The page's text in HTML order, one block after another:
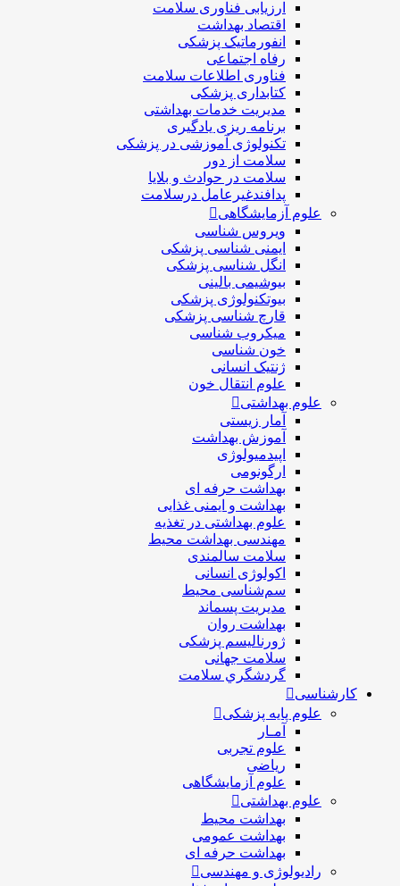
ارزیابی فناوری سلامت
اقتصاد بهداشت
انفورماتیک پزشکی
رفاه اجتماعی
فناوری اطلاعات سلامت
کتابداری پزشکی
مديريت خدمات بهداشتی
برنامه ریزی یادگیری
تکنولوژی آموزشی در پزشکی
سلامت از دور
سلامت در حوادث و بلایا
پدافندغیرعامل درسلامت
علوم آزمایشگاهی
ویروس شناسی
ایمنی شناسی پزشكی
انگل شناسی پزشکی
بیوشیمی بالینی
بیوتکنولوژی پزشکی
قارچ شناسی پزشکی
ميكروب شناسی
خون شناسی
ژنتیک انسانی
علوم انتقال خون
علوم بهداشتی
آمار زیستی
آموزش بهداشت
اپیدمیولوژی
ارگونومی
بهداشت حرفه ای
بهداشت و ایمنی غذایی
علوم بهداشتی در تغذیه
مهندسی بهداشت محيط
سلامت سالمندی
اکولوژی انسانی
سم‌شناسی محیط
مدیریت پسماند
بهداشت روان
ژورنالیسم پزشکی
سلامت جهانی
گردشگري سلامت
کارشناسی
علوم پایه پزشکی
آمـار
علوم تجربی
ریاضی
علوم آزمایشگاهی
علوم بهداشتی
بهداشت محیط
بهداشت عمومی
بهداشت حرفه ای
رادیولوژی و مهندسی